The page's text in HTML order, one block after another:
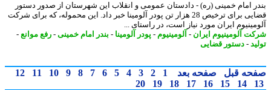
امام خمینی (ره) - دادستان عمومی و انقلاب این شهرستان از صدور دستور
قضایی برای ترخیص 28 هزار تن پودر آلومینا خبر داد. این محموله، که برای شرکت
ایران مورد نیاز است، در راستای ...
آلومینیوم ایران - آلومینیوم-پودر آلومینا-بندر امام خمینی-رفع موانع-
-دستور قضایی
قبل صفحه بعد 1
2
3
4
5
6
7
8
9
10
11
12
14
15
16
17
18
19
20